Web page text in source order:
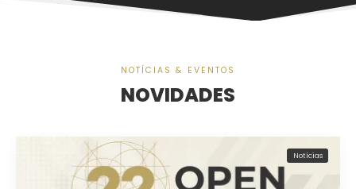
NOTÍCIAS & EVENTOS
NOVIDADES
Notícias